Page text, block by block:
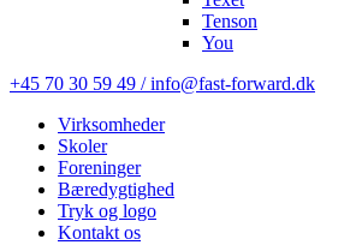
Tenson
You
+45 70 30 59 49 / info@fast-forward.dk
Virksomheder
Skoler
Foreninger
Bæredygtighed
Tryk og logo
Kontakt os